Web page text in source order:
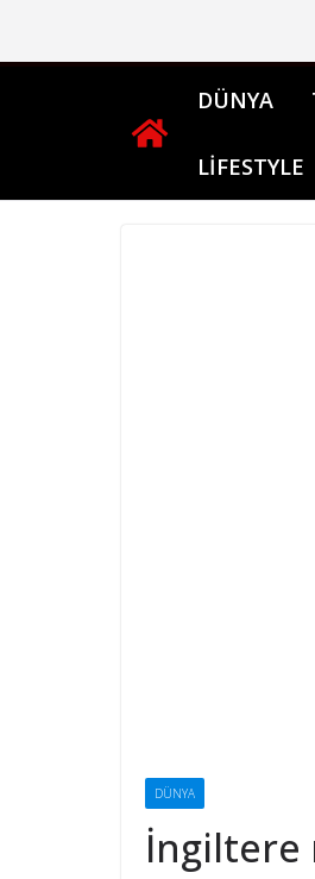
DÜNYA
LİFESTYLE
DÜNYA
İngiltere